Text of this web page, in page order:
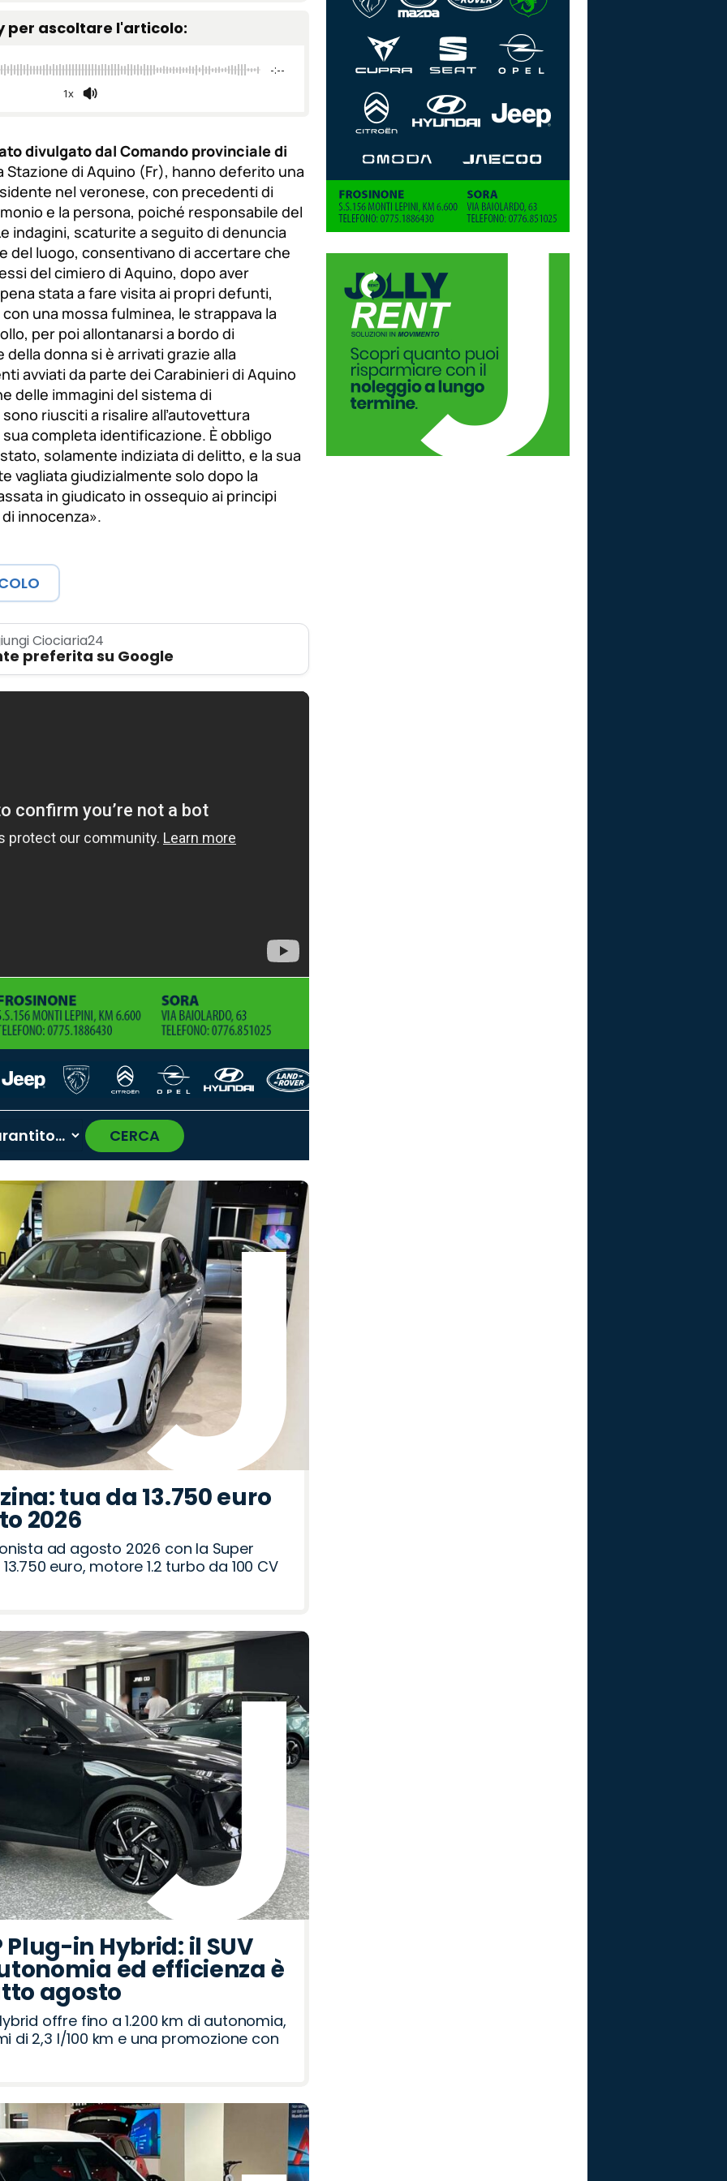
fuente.
de
fuente
tamaño
de
fuente.
per ascoltare l'articolo:
-:--
1x
divulgato dal Comando provinciale di
Stazione di Aquino (Fr), hanno deferito una
nel veronese, con precedenti di
e la persona, poiché responsabile del
indagini, scaturite a seguito di denuncia
del luogo, consentivano di accertare che
del cimiero di Aquino, dopo aver
stata a fare visita ai propri defunti,
una mossa fulminea, le strappava la
per poi allontanarsi a bordo di
della donna si è arrivati grazie alla
avviati da parte dei Carabinieri di Aquino
delle immagini del sistema di
riusciti a risalire all’autovettura
completa identificazione. È obbligo
solamente indiziata di delitto, e la sua
vagliata giudizialmente solo dopo la
in giudicato in ossequio ai principi
innocenza».
Ciociaria24
preferita su Google
CERCA
›
tua da 13.750 euro
2026
ad agosto 2026 con la Super
euro, motore 1.2 turbo da 100 CV
Plug-in Hybrid: il SUV
ed efficienza è
agosto
offre fino a 1.200 km di autonomia,
di 2,3 l/100 km e una promozione con